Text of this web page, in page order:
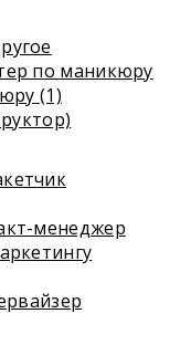
по маникюру
(1)
менеджер